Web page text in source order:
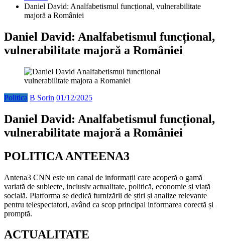
Daniel David: Analfabetismul funcțional, vulnerabilitate
majoră a României
Daniel David: Analfabetismul funcțional,
vulnerabilitate majoră a României
Politica B Sorin 01/12/2025
Daniel David: Analfabetismul funcțional,
vulnerabilitate majoră a României
POLITICA ANTEENA3
Antena3 CNN este un canal de informații care acoperă o gamă
variată de subiecte, inclusiv actualitate, politică, economie și viață
socială. Platforma se dedică furnizării de știri și analize relevante
pentru telespectatori, având ca scop principal informarea corectă și
promptă.
ACTUALITATE